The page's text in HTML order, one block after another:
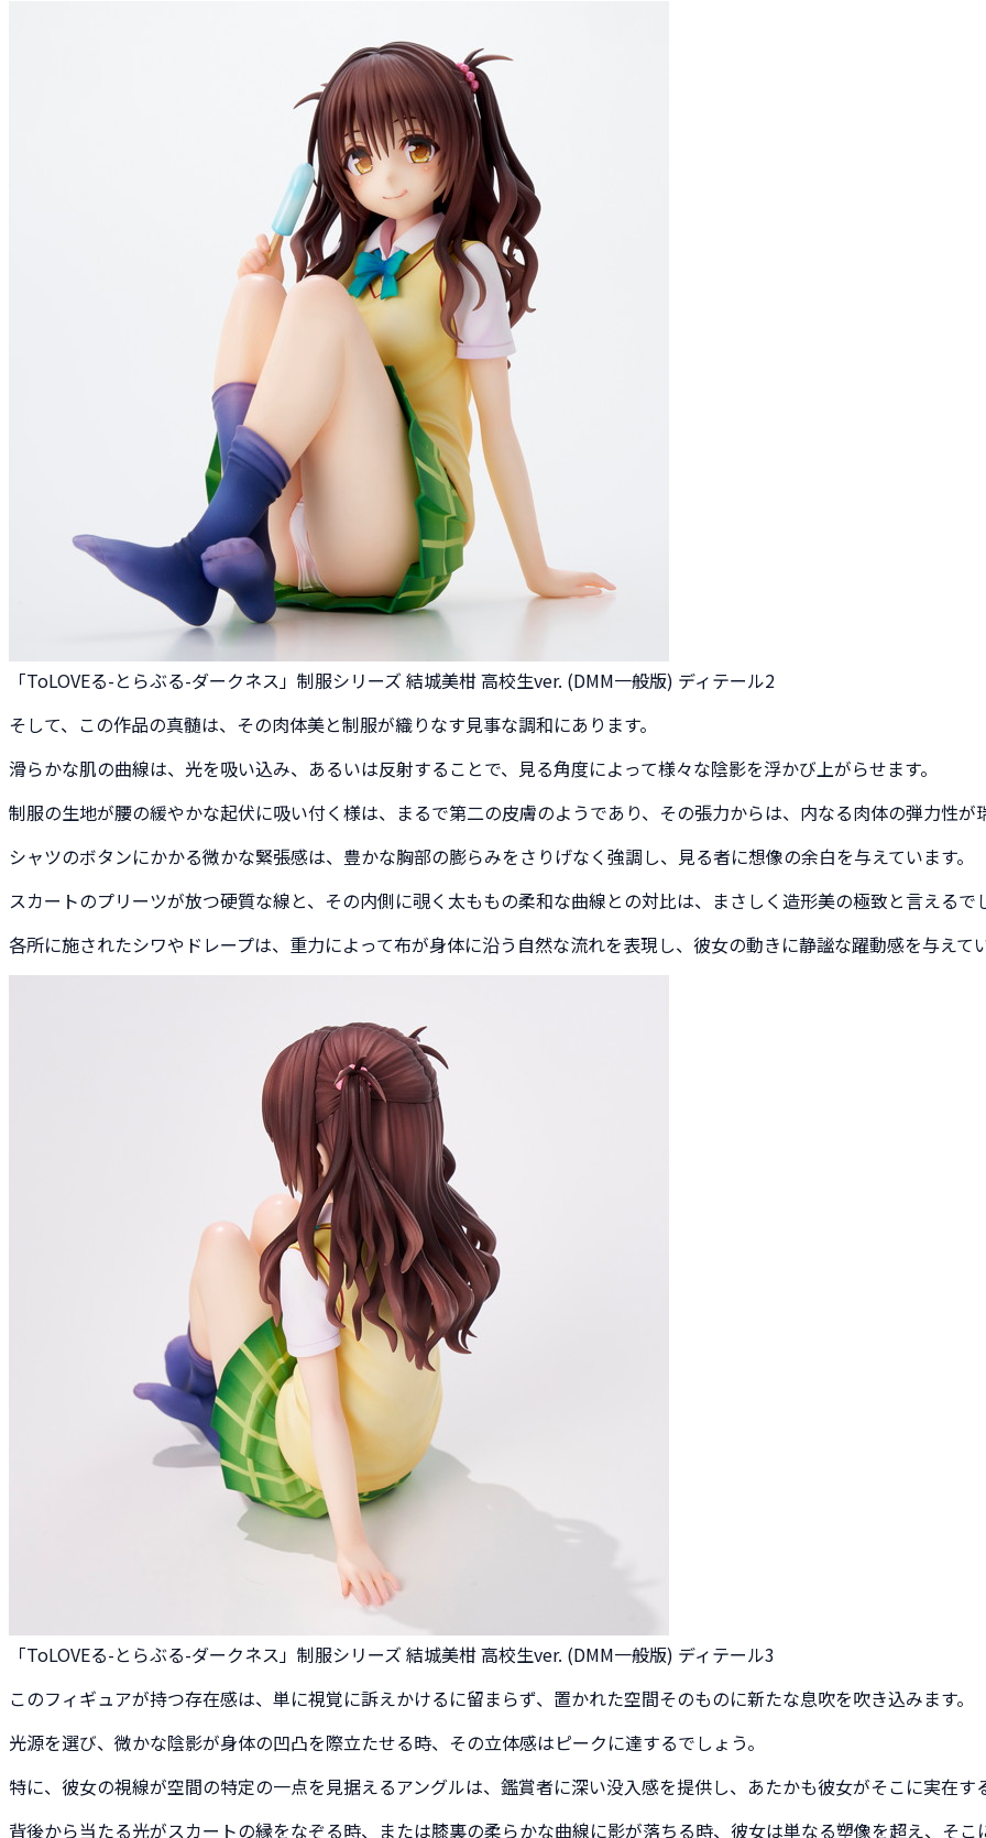
「ToLOVEる-とらぶる-ダークネス」制服シリーズ 結城美柑 高校生ver. (DMM一般版) ディテール2
そして、この作品の真髄は、その肉体美と制服が織りなす見事な調和にあります。
滑らかな肌の曲線は、光を吸い込み、あるいは反射することで、見る角度によって様々な陰影を浮かび上がらせます。
制服の生地が腰の緩やかな起伏に吸い付く様は、まるで第二の皮膚のようであり、その張力からは、内なる肉体の弾力性が
シャツのボタンにかかる微かな緊張感は、豊かな胸部の膨らみをさりげなく強調し、見る者に想像の余白を与えています。
スカートのプリーツが放つ硬質な線と、その内側に覗く太ももの柔和な曲線との対比は、まさしく造形美の極致と言えるで
各所に施されたシワやドレープは、重力によって布が身体に沿う自然な流れを表現し、彼女の動きに静謐な躍動感を与えてい
「ToLOVEる-とらぶる-ダークネス」制服シリーズ 結城美柑 高校生ver. (DMM一般版) ディテール3
このフィギュアが持つ存在感は、単に視覚に訴えかけるに留まらず、置かれた空間そのものに新たな息吹を吹き込みます。
光源を選び、微かな陰影が身体の凹凸を際立たせる時、その立体感はピークに達するでしょう。
特に、彼女の視線が空間の特定の一点を見据えるアングルは、鑑賞者に深い没入感を提供し、あたかも彼女がそこに実在す
背後から当たる光がスカートの縁をなぞる時、または膝裏の柔らかな曲線に影が落ちる時、彼女は単なる塑像を超え、そこ